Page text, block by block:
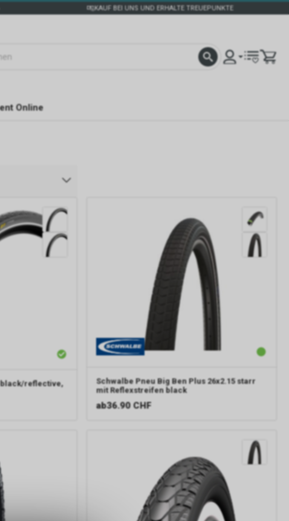
KAUF BEI UNS UND ERHALTE TREUEPUNKTE
Online
black/reflective,
Schwalbe Pneu Big Ben Plus 26x2.15 starr
mit Reflexstreifen black
ab36.90 CHF